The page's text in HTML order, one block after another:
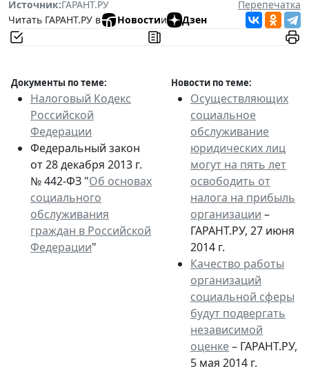
Источник:ГАРАНТ.РУ
Перепечатка
Читать ГАРАНТ.РУ в
Новостии Дзен
Документы по теме: Новости по теме:
Налоговый Кодекс
Российской
Федерации
Федеральный закон
от 28 декабря 2013 г.
№ 442-ФЗ "Об основах
социального
обслуживания
граждан в Российской
Федерации"
Осуществляющих
социальное
обслуживание
юридических лиц
могут на пять лет
освободить от
налога на прибыль
организации –
ГАРАНТ.РУ, 27 июня
2014 г.
Качество работы
организаций
социальной сферы
будут подвергать
независимой
оценке– ГАРАНТ.РУ,
5 мая 2014 г.